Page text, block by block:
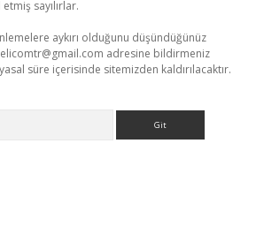
sayılırlar.
aykırı olduğunu düşündüğünüz
adresine bildirmeniz
süre içerisinde sitemizden kaldırılacaktır.